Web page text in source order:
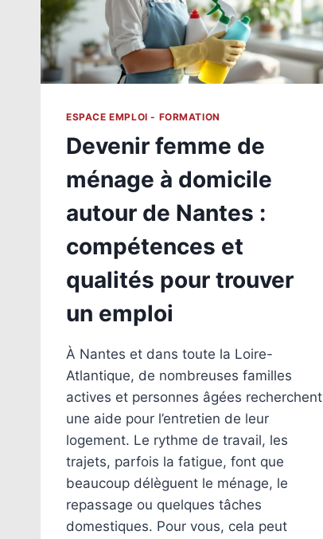
ESPACE EMPLOI - FORMATION
Devenir femme de
ménage à domicile
autour de Nantes :
compétences et
qualités pour trouver
un emploi
À Nantes et dans toute la Loire-
Atlantique, de nombreuses familles
actives et personnes âgées recherchent
une aide pour l’entretien de leur
logement. Le rythme de travail, les
trajets, parfois la fatigue, font que
beaucoup délèguent le ménage, le
repassage ou quelques tâches
domestiques. Pour vous, cela peut